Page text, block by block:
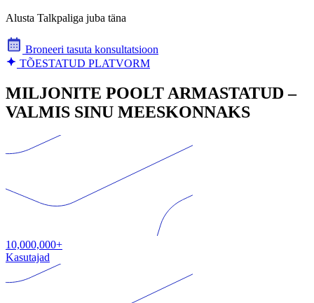
Alusta Talkpaliga juba täna
Broneeri tasuta konsultatsioon
TÕESTATUD PLATVORM
MILJONITE POOLT ARMASTATUD –
VALMIS SINU MEESKONNAKS
10,000,000+
Kasutajad